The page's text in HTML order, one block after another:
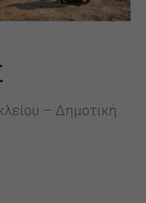
– Δημοτική